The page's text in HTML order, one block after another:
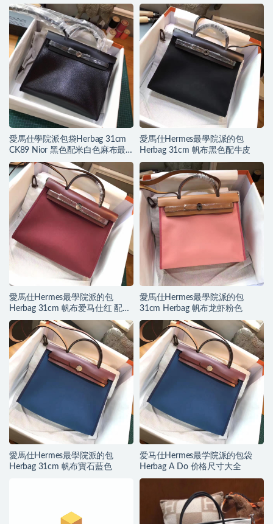
愛馬仕學院派包袋Herbag 31cm
CK89 Nior 黑色配米白色麻布最
新搭配
愛馬仕Hermes最學院派的包
Herbag 31cm 帆布黑色配牛皮
愛馬仕Hermes最學院派的包
Herbag 31cm 帆布爱马仕红 配牛
皮
愛馬仕Hermes最學院派的包
31cm Herbag 帆布龙虾粉色
愛馬仕Hermes最學院派的包
Herbag 31cm 帆布寶石藍色
爱马仕Hermes最学院派的包袋
Herbag A Do 价格尺寸大全